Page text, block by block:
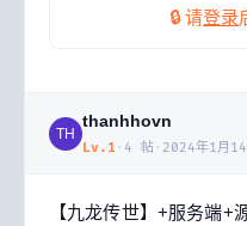
🔒 请登录
TH
thanhhovn
Lv. 1 · 4 帖 · 2024年1月
【九龙传世】+服务端